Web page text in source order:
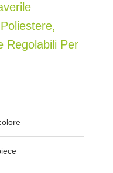
Regolabili Per